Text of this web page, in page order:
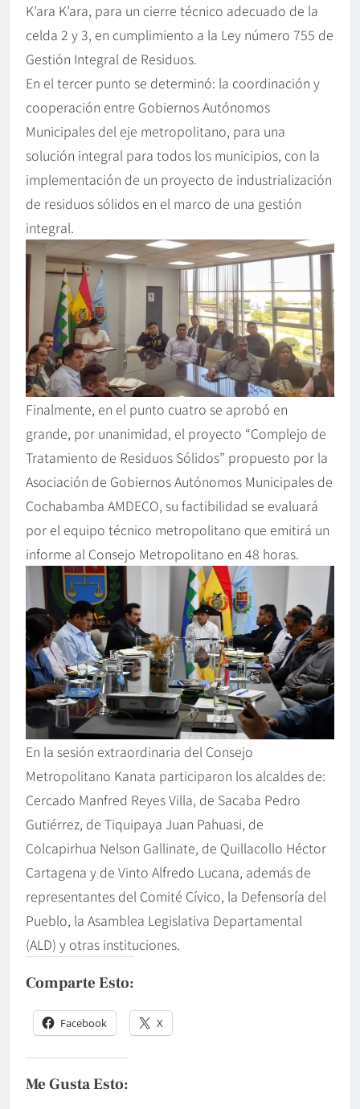
K’ara K’ara, para un cierre técnico adecuado de la
celda 2 y 3, en cumplimiento a la Ley número 755 de
Gestión Integral de Residuos.
En el tercer punto se determinó: la coordinación y
cooperación entre Gobiernos Autónomos
Municipales del eje metropolitano, para una
solución integral para todos los municipios, con la
implementación de un proyecto de industrialización
de residuos sólidos en el marco de una gestión
integral.
Finalmente, en el punto cuatro se aprobó en
grande, por unanimidad, el proyecto “Complejo de
Tratamiento de Residuos Sólidos” propuesto por la
Asociación de Gobiernos Autónomos Municipales de
Cochabamba AMDECO, su factibilidad se evaluará
por el equipo técnico metropolitano que emitirá un
informe al Consejo Metropolitano en 48 horas.
En la sesión extraordinaria del Consejo
Metropolitano Kanata participaron los alcaldes de:
Cercado Manfred Reyes Villa, de Sacaba Pedro
Gutiérrez, de Tiquipaya Juan Pahuasi, de
Colcapirhua Nelson Gallinate, de Quillacollo Héctor
Cartagena y de Vinto Alfredo Lucana, además de
representantes del Comité Cívico, la Defensoría del
Pueblo, la Asamblea Legislativa Departamental
(ALD) y otras instituciones.
Comparte Esto:
Facebook X
Me Gusta Esto: